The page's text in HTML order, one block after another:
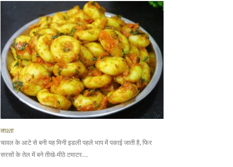
नाश्ता
चावल के आटे से बनी यह मिनी इडली पहले भाप में पकाई जाती है, फिर
सरसों के तेल में बने तीखे-मीठे टमाटर...